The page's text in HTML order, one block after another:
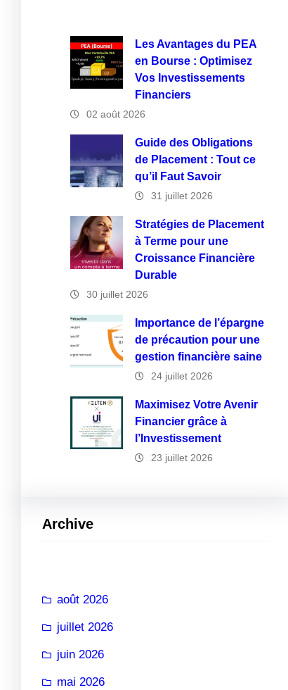
Les Avantages du PEA
en Bourse : Optimisez
Vos Investissements
Financiers
02 août 2026
Guide des Obligations
de Placement : Tout ce
qu’il Faut Savoir
31 juillet 2026
Stratégies de Placement
à Terme pour une
Croissance Financière
Durable
30 juillet 2026
Importance de l’épargne
de précaution pour une
gestion financière saine
24 juillet 2026
Maximisez Votre Avenir
Financier grâce à
l’Investissement
23 juillet 2026
Archive
août 2026
juillet 2026
juin 2026
mai 2026